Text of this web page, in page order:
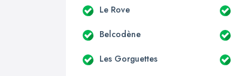
Le Rove
Belcodène
Les Gorguettes